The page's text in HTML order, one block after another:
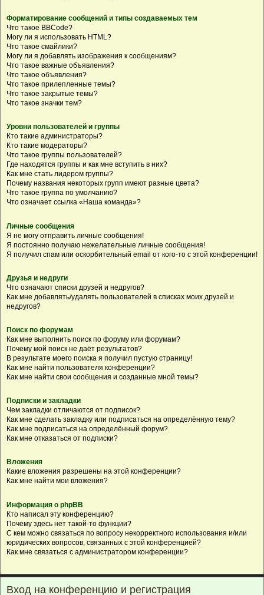
Форматирование сообщений и типы создаваемых тем
Что такое BBCode?
Могу ли я использовать HTML?
Что такое смайлики?
Могу ли я добавлять изображения к сообщениям?
Что такое важные объявления?
Что такое объявления?
Что такое прилепленные темы?
Что такое закрытые темы?
Что такое значки тем?
Уровни пользователей и группы
Кто такие администраторы?
Кто такие модераторы?
Что такое группы пользователей?
Где находятся группы и как мне вступить в них?
Как мне стать лидером группы?
Почему названия некоторых групп имеют разные цвета?
Что такое группа по умолчанию?
Что означает ссылка «Наша команда»?
Личные сообщения
Я не могу отправить личные сообщения!
Я постоянно получаю нежелательные личные сообщения!
Я получил спам или оскорбительный email от кого-то с этой конференции!
Друзья и недруги
Что означают списки друзей и недругов?
Как мне добавлять/удалять пользователей в списках моих друзей и
недругов?
Поиск по форумам
Как мне выполнить поиск по форуму или форумам?
Почему мой поиск не даёт результатов?
В результате моего поиска я получил пустую страницу!
Как мне найти пользователя конференции?
Как мне найти свои сообщения и созданные мной темы?
Подписки и закладки
Чем закладки отличаются от подписок?
Как мне сделать закладку или подписаться на определённую тему?
Как мне подписаться на определённый форум?
Как мне отказаться от подписки?
Вложения
Какие вложения разрешены на этой конференции?
Как мне найти мои вложения?
Информация о phpBB
Кто написал эту конференцию?
Почему здесь нет такой-то функции?
С кем можно связаться по вопросу некорректного использования и/или
юридических вопросов, связанных с этой конференцией?
Как мне связаться с администратором конференции?
Вход на конференцию и регистрация